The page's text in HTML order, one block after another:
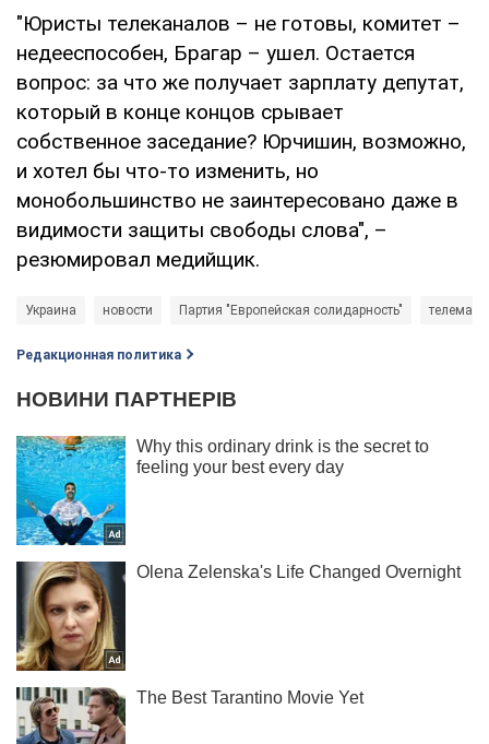
"Юристы телеканалов – не готовы, комитет –
недееспособен, Брагар – ушел. Остается
вопрос: за что же получает зарплату депутат,
который в конце концов срывает
собственное заседание? Юрчишин, возможно,
и хотел бы что-то изменить, но
монобольшинство не заинтересовано даже в
видимости защиты свободы слова", –
резюмировал медийщик.
Украина новости Партия "Европейская солидарность"
Редакционная политика